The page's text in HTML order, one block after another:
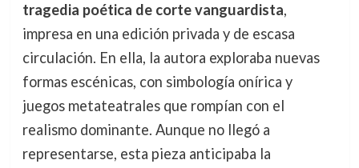
tragedia poética de corte vanguardista,
impresa en una edición privada y de escasa
circulación. En ella, la autora exploraba nuevas
formas escénicas, con simbología onírica y
juegos metateatrales que rompían con el
realismo dominante. Aunque no llegó a
representarse, esta pieza anticipaba la